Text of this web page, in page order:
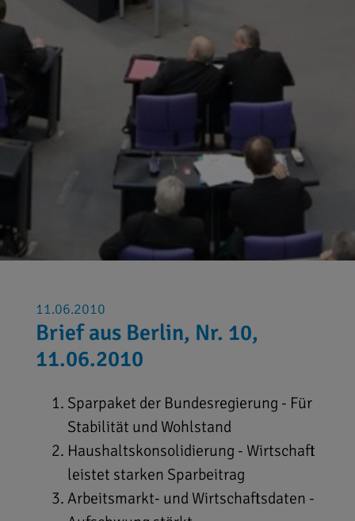
11.06.2010
Brief aus Berlin, Nr. 10,
11.06.2010
Sparpaket der Bundesregierung - Für
Stabilität und Wohlstand
Haushaltskonsolidierung - Wirtschaft
leistet starken Sparbeitrag
Arbeitsmarkt- und Wirtschaftsdaten -